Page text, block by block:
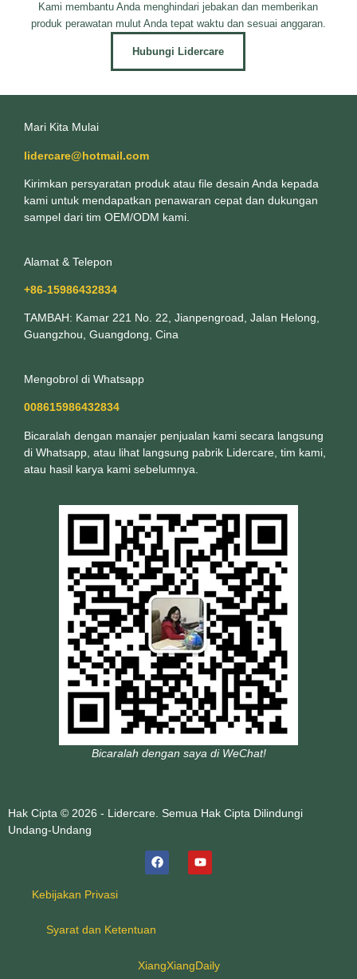
Kami membantu Anda menghindari jebakan dan memberikan
produk perawatan mulut Anda tepat waktu dan sesuai anggaran.
Hubungi Lidercare
Mari Kita Mulai
lidercare@hotmail.com
Kirimkan persyaratan produk atau file desain Anda kepada
kami untuk mendapatkan penawaran cepat dan dukungan
sampel dari tim OEM/ODM kami.
Alamat & Telepon
+86-15986432834
TAMBAH: Kamar 221 No. 22, Jianpengroad, Jalan Helong,
Guangzhou, Guangdong, Cina
Mengobrol di Whatsapp
008615986432834
Bicaralah dengan manajer penjualan kami secara langsung
di Whatsapp, atau lihat langsung pabrik Lidercare, tim kami,
atau hasil karya kami sebelumnya.
Bicaralah dengan saya di WeChat!
Hak Cipta © 2026 - Lidercare. Semua Hak Cipta Dilindungi
Undang-Undang
Kebijakan Privasi
Syarat dan Ketentuan
XiangXiangDaily